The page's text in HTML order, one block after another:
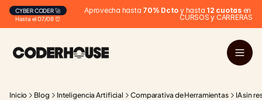
Hasta el 07/08 ⏰
CYBER CODER 🚀 Aprovecha hasta 70% Dcto y hasta 12 cuotas en
CURSOS y CARRERAS
Inicio Blog Inteligencia Artificial Comparativa de Herramientas IA sin